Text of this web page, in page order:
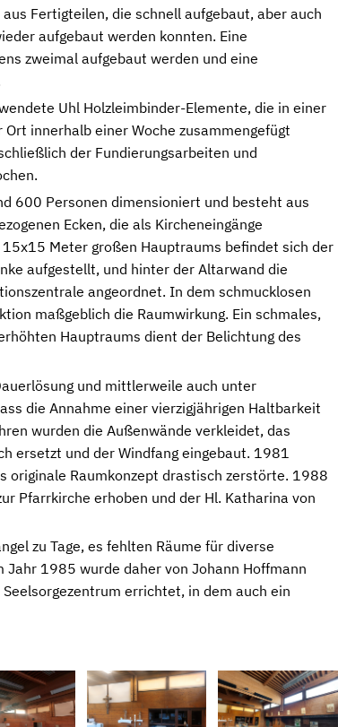
Fertigteilen, die schnell aufgebaut, aber auch
aufgebaut werden konnten. Eine
zweimal aufgebaut werden und eine
Uhl Holzleimbinder-Elemente, die in einer
innerhalb einer Woche zusammengefügt
der Fundierungsarbeiten und
600 Personen dimensioniert und besteht aus
Ecken, die als Kircheneingänge
Meter großen Hauptraums befindet sich der
aufgestellt, und hinter der Altarwand die
angeordnet. In dem schmucklosen
maßgeblich die Raumwirkung. Ein schmales,
Hauptraums dient der Belichtung des
und mittlerweile auch unter
die Annahme einer vierzigjährigen Haltbarkeit
wurden die Außenwände verkleidet, das
ersetzt und der Windfang eingebaut. 1981
originale Raumkonzept drastisch zerstörte. 1988
Pfarrkirche erhoben und der Hl. Katharina von
zu Tage, es fehlten Räume für diverse
1985 wurde daher von Johann Hoffmann
errichtet, in dem auch ein